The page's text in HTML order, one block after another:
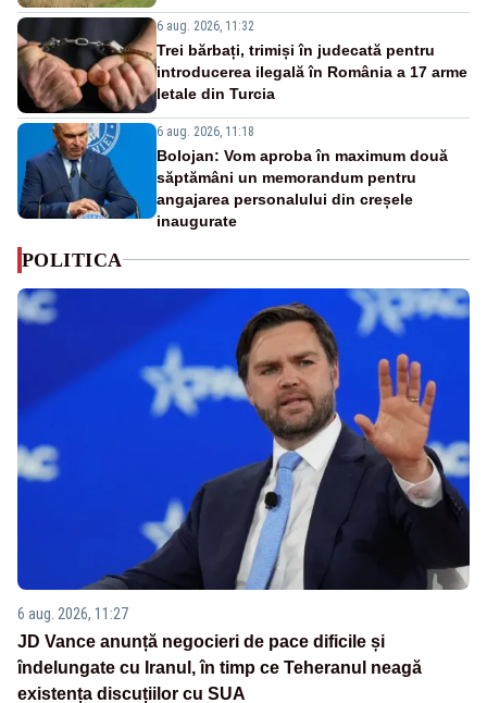
6 aug. 2026, 11:32
Trei bărbați, trimiși în judecată pentru
introducerea ilegală în România a 17 arme
letale din Turcia
6 aug. 2026, 11:18
Bolojan: Vom aproba în maximum două
săptămâni un memorandum pentru
angajarea personalului din creșele
inaugurate
POLITICA
6 aug. 2026, 11:27
JD Vance anunță negocieri de pace dificile și
îndelungate cu Iranul, în timp ce Teheranul neagă
existența discuțiilor cu SUA